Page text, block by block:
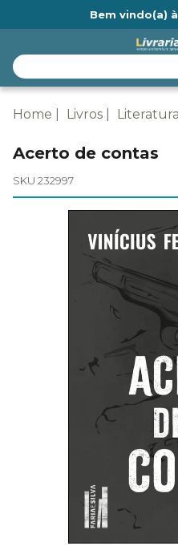
Bem vindo(a)
Home Livros Literatura
Acerto de contas
SKU 232997